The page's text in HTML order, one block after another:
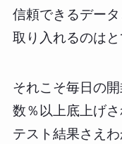
信頼できるデータ
取り入れるのはと
それこそ毎日の
数％以上底上げさ
テスト結果さえわ